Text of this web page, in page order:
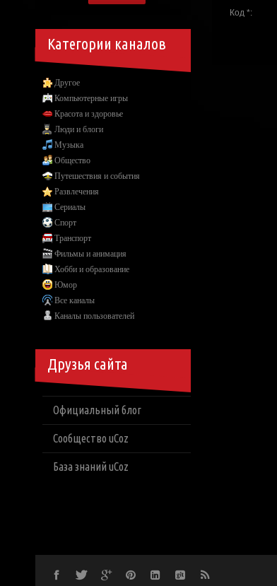
Код *:
Категории каналов
Другое
Компьютерные игры
Красота и здоровье
Люди и блоги
Музыка
Общество
Путешествия и события
Развлечения
Сериалы
Спорт
Транспорт
Фильмы и анимация
Хобби и образование
Юмор
Все каналы
Каналы пользователей
Друзья сайта
Официальный блог
Сообщество uCoz
База знаний uCoz